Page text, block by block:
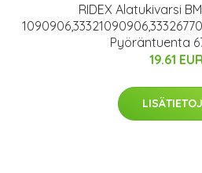
RIDEX Alatukivarsi
Pyöräntuenta
19.61